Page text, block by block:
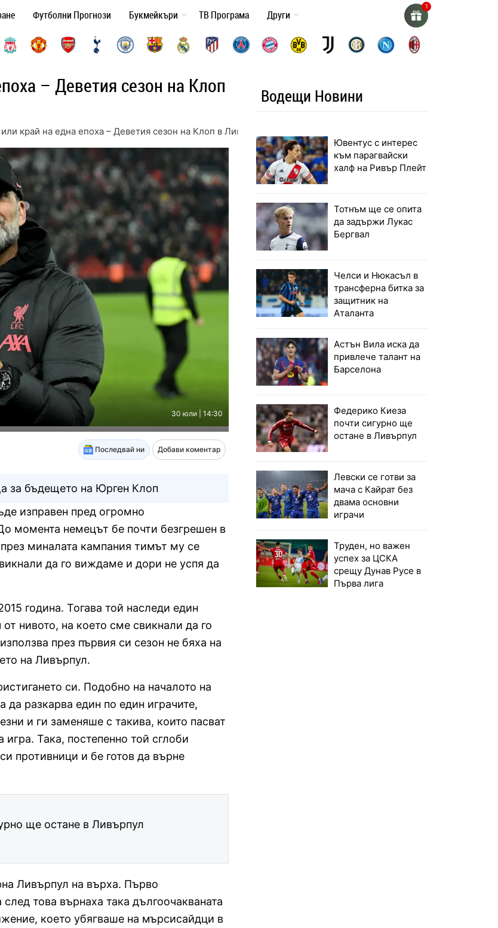
Футболни Прогнози Букмейкъри ТВ Програма Други
– Деветия сезон на Клоп
край на една епоха – Деветия сезон на Клоп в Ливърпул
30 юли | 14:30
Последвай ни Добави коментар
за бъдещето на Юрген Клоп
изправен пред огромно
момента немецът бе почти безгрешен в
миналата кампания тимът му се
да го виждаме и дори не успя да
година. Тогава той наследи един
нивото, на което сме свикнали да го
през първия си сезон не бяха на
на Ливърпул.
си. Подобно на началото на
да разкарва един по един играчите,
и ги заменяше с такива, които пасват
Така, постепенно той сглоби
противници и бе готов да върне
ще остане в Ливърпул
Ливърпул на върха. Първо
това върнаха така дългоочакваната
което убягваше на мърсисайдци в
Водещи Новини
Ювентус с интерес
към парагвайски
халф на Ривър Плейт
Тотнъм ще се опита
да задържи Лукас
Бергвал
Челси и Нюкасъл в
трансферна битка за
защитник на
Аталанта
Астън Вила иска да
привлече талант на
Барселона
Федерико Киеза
почти сигурно ще
остане в Ливърпул
Левски се готви за
мача с Кайрат без
двама основни
играчи
Труден, но важен
успех за ЦСКА
срещу Дунав Русе в
Първа лига